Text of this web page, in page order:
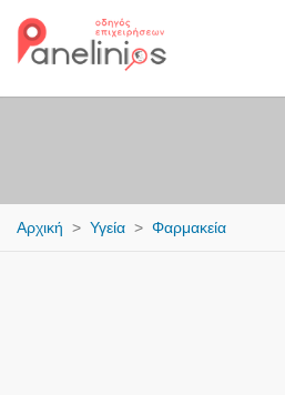
Αρχική Υγεία Φαρμακεία